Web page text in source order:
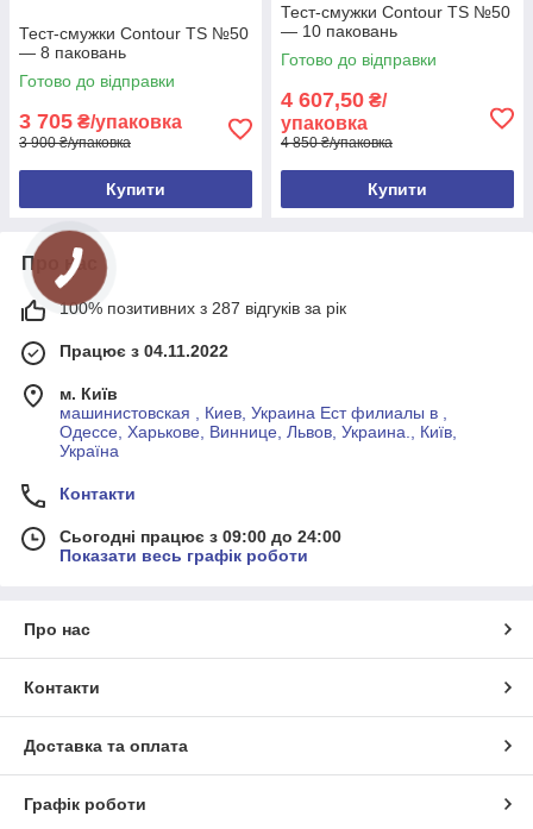
Тест-смужки Contour TS №50
— 8 паковань
Готово до відправки
3 705 ₴/упаковка
3 900 ₴/упаковка
Купити
Тест-смужки Contour TS №50
— 10 паковань
Готово до відправки
4 607,50 ₴/
упаковка
4 850 ₴/упаковка
Купити
Про нас
100% позитивних з 287 відгуків за рік
Працює з 04.11.2022
м. Київ
машинистовская , Киев, Украина Ест филиалы в ,
Одессе, Харькове, Виннице, Львов, Украина., Київ,
Україна
Контакти
Сьогодні працює з 09:00 до 24:00
Показати весь графік роботи
Про нас
Контакти
Доставка та оплата
Графік роботи